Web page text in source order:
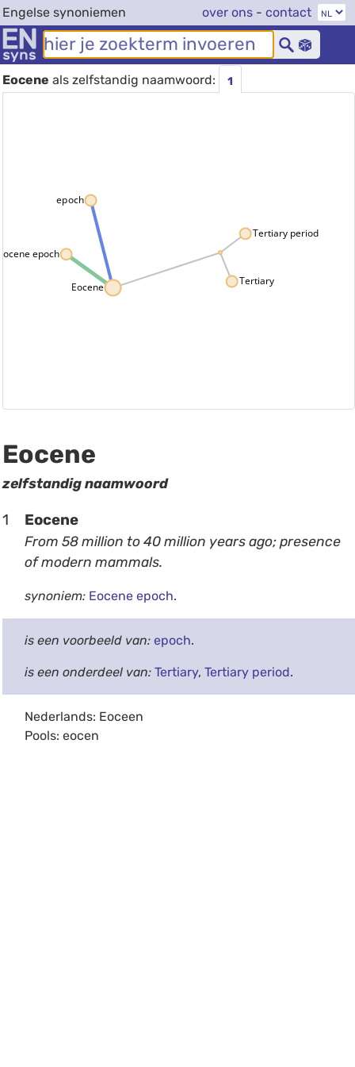
Engelse synoniemen over ons - contact
Eocene als zelfstandig naamwoord: 1
Eocene
epoch
epoch
Tertiary
Tertiary period
Eocene
zelfstandig naamwoord
1 Eocene
From 58 million to 40 million years ago; presence
of modern mammals.
synoniem: Eocene epoch.
is een voorbeeld van: epoch.
is een onderdeel van: Tertiary, Tertiary period.
Nederlands: Eoceen
Pools: eocen